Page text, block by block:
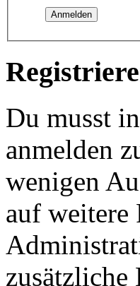
Du musst
anmelden
wenigen
auf weitere
zusätzliche